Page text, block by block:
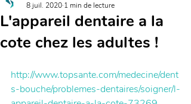
L'appareil dentaire a la
cote chez les adultes !
8 juil. 2020 1 min de lecture
http://www.topsante.com/medecine/dent
s-bouche/problemes-dentaires/soigner/l-